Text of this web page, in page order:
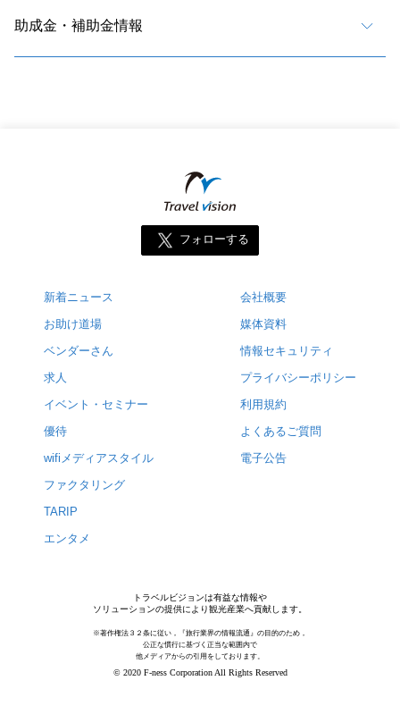
助成金・補助金情報
フォローする
新着ニュース
お助け道場
ベンダーさん
求人
イベント・セミナー
優待
wifiメディアスタイル
ファクタリング
TARIP
エンタメ
会社概要
媒体資料
情報セキュリティ
プライバシーポリシー
利用規約
よくあるご質問
電子公告
トラベルビジョンは有益な情報や
ソリューションの提供により観光産業へ貢献します。
※著作権法３２条に従い，『旅行業界の情報流通』の目的のため，
公正な慣行に基づく正当な範囲内で
他メディアからの引用をしております。
© 2020 F-ness Corporation All Rights Reserved